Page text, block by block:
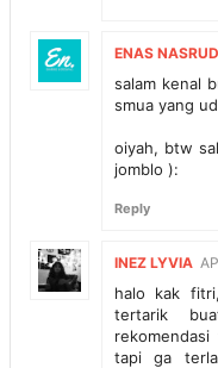
ENAS
salam kenal
smua yang
oiyah, btw
jomblo ):
Reply
INEZ LYVIA
halo kak
tertarik
tapi ga